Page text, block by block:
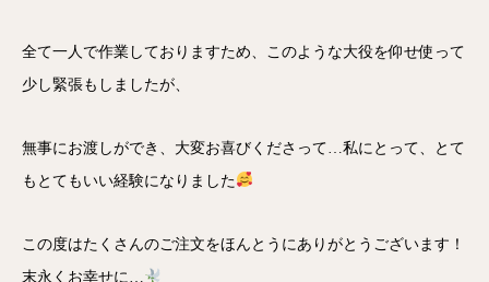
全て一人で作業しておりますため、このような大役を仰せ使って
少し緊張もしましたが、
無事にお渡しができ、大変お喜びくださって…私にとって、とて
もとてもいい経験になりました
この度はたくさんのご注文をほんとうにありがとうございます！
末永くお幸せに…